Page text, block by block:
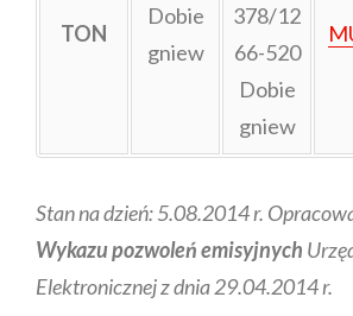
TON
Dobie
gniew
378/12
66-520
Dobie
gniew
Stan na dzień: 5.08.2014 r.
Wykazu pozwoleń emisyjnych
Elektronicznej z dnia 29.04.2014 r.